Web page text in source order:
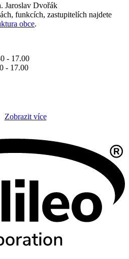
Jaroslav Dvořák
funkcích, zastupitelích najdete
obce.
- 17.00
- 17.00
Zobrazit více